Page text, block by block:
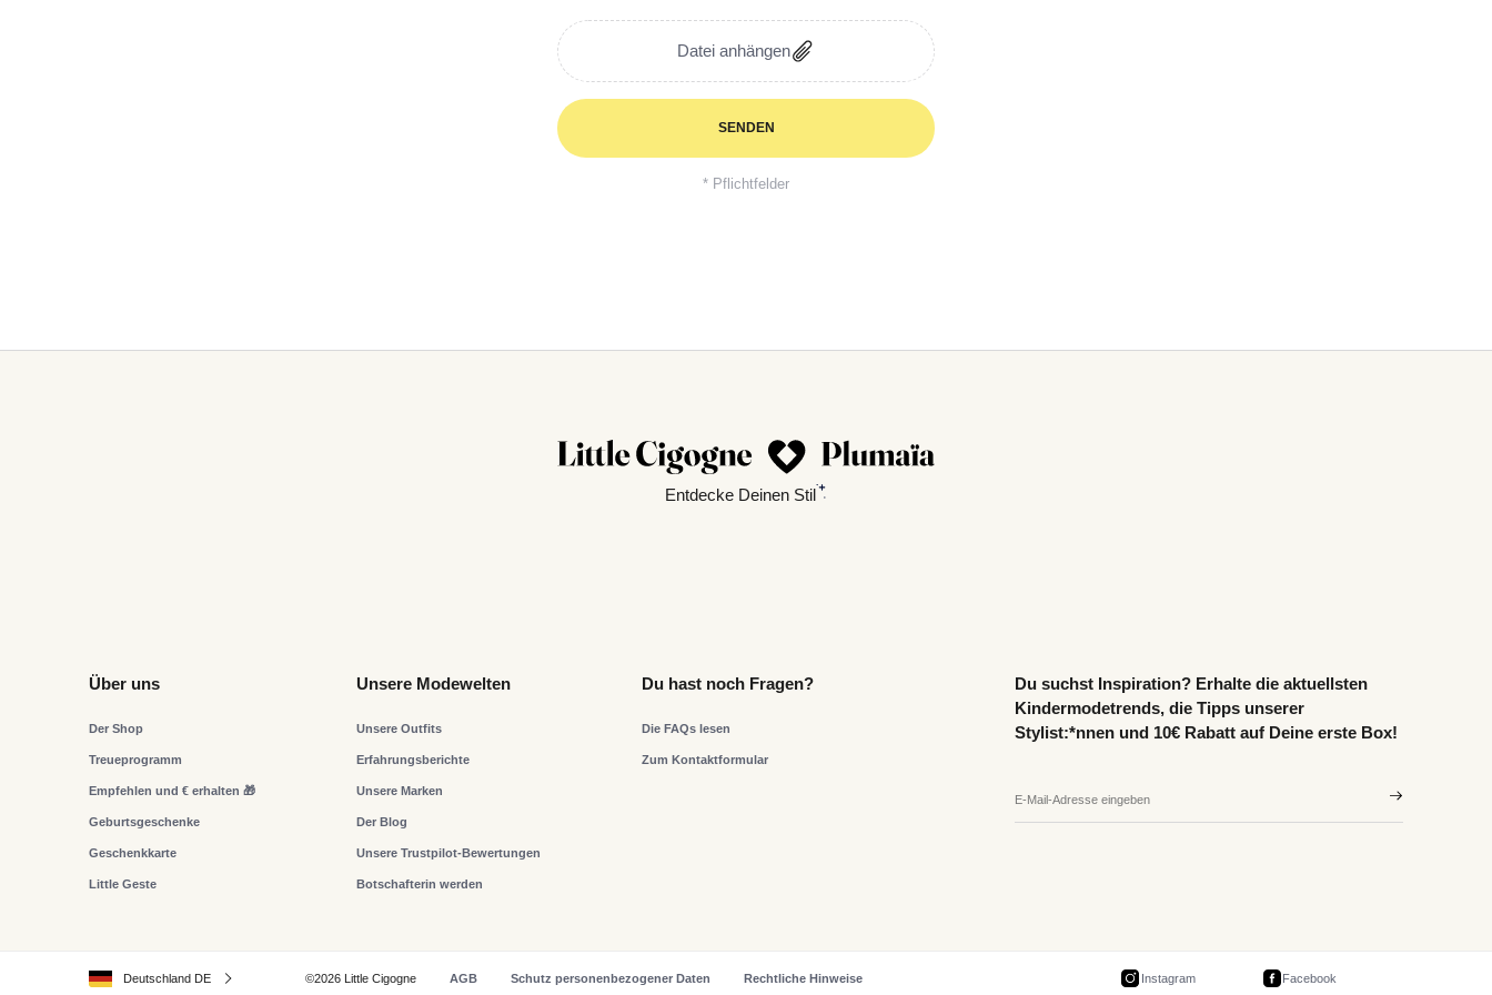
Datei anhängen
SENDEN
* Pflichtfelder
Entdecke Deinen Stil
Über uns
Der Shop
Treueprogramm
Empfehlen und € erhalten 🎁
Geburtsgeschenke
Geschenkkarte
Little Geste
Unsere Modewelten
Unsere Outfits
Erfahrungsberichte
Unsere Marken
Der Blog
Unsere Trustpilot-Bewertungen
Botschafterin werden
Du hast noch Fragen?
Die FAQs lesen
Zum Kontaktformular
Du suchst Inspiration? Erhalte die aktuellsten
Kindermodetrends, die Tipps unserer
Stylist:*nnen und 10€ Rabatt auf Deine erste Box!
Deutschland DE ©2026 Little Cigogne AGB Schutz personenbezogener Daten Rechtliche Hinweise Instagram Facebook